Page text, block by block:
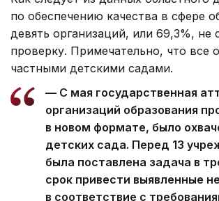
по обеспечению качества в сфере
девять организаций, или 69,3%, не
проверку. Примечательно, что все
частными детскими садами.
— С мая государственная
организаций образования
в новом формате, было
детских сада. Перед 13
была поставлена задача в
срок привести выявленные
в соответствие с